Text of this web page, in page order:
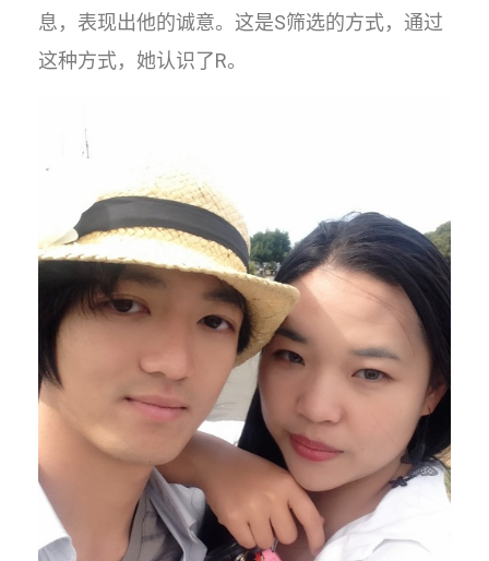
息，表现出他的诚意。这是S筛选的方式，通过
这种方式，她认识了R。